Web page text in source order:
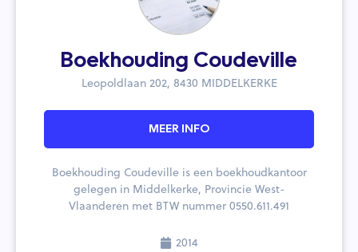
Boekhouding Coudeville
Leopoldlaan 202, 8430 MIDDELKERKE
MEER INFO
Boekhouding Coudeville is een boekhoudkantoor
gelegen in Middelkerke, Provincie West-
Vlaanderen met BTW nummer 0550.611.491
2014